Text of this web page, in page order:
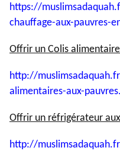
https://
chauffage-aux-pauvres-
Offrir un Colis
http://
alimentaires-aux-
Offrir un réfrigérateur
http://